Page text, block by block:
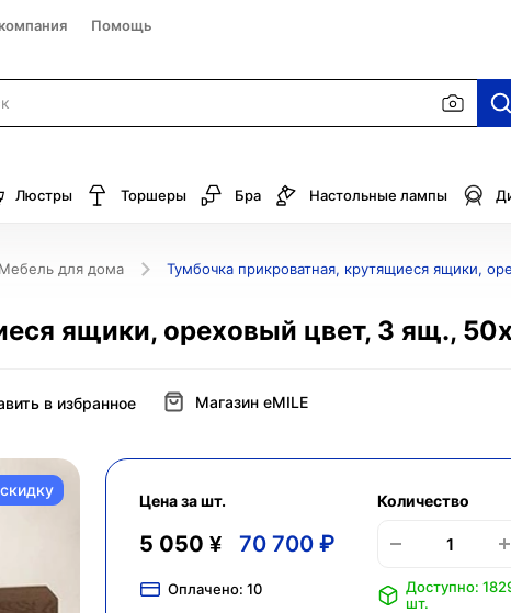
Помощь
Люстры Торшеры Бра Настольные лампы
Мебель для дома Тумбочка прикроватная, крутящиеся ящики,
ящики, ореховый цвет, 3 ящ.,
в избранное Магазин eMILE
Цена за шт.
5 050 ¥ 70 700 ₽
Оплачено: 10
Количество
Доступно:
шт.